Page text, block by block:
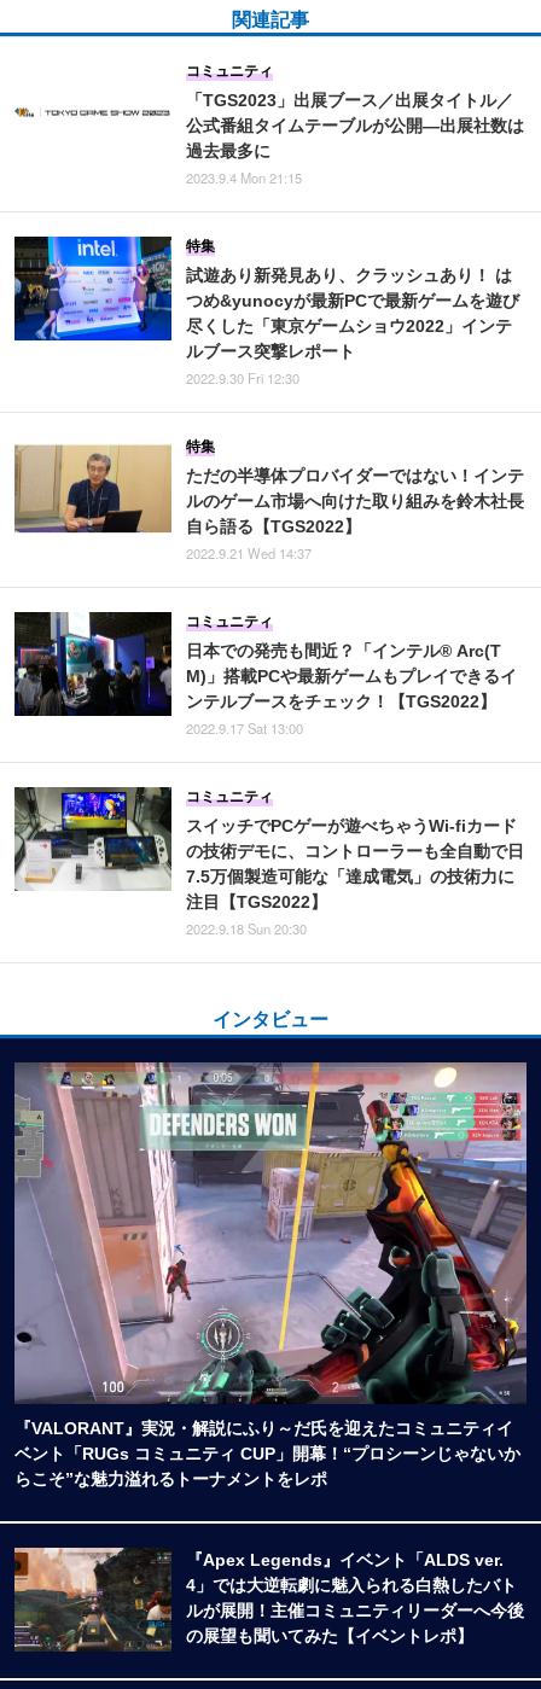
関連記事
「TGS2023」出展ブース／出展タイトル／
公式番組タイムテーブルが公開―出展社数は
過去最多に
コミュニティ
2023.9.4 Mon 21:15
試遊あり新発見あり、クラッシュあり！ は
つめ&yunocyが最新PCで最新ゲームを遊び
尽くした「東京ゲームショウ2022」インテ
ルブース突撃レポート
特集
2022.9.30 Fri 12:30
ただの半導体プロバイダーではない！インテ
ルのゲーム市場へ向けた取り組みを鈴木社長
自ら語る【TGS2022】
特集
2022.9.21 Wed 14:37
日本での発売も間近？「インテル® Arc(T
M)」搭載PCや最新ゲームもプレイできるイ
ンテルブースをチェック！【TGS2022】
コミュニティ
2022.9.17 Sat 13:00
スイッチでPCゲーが遊べちゃうWi-fiカード
の技術デモに、コントローラーも全自動で日
7.5万個製造可能な「達成電気」の技術力に
注目【TGS2022】
コミュニティ
2022.9.18 Sun 20:30
インタビュー
『VALORANT』実況・解説にふり～だ氏を迎えたコミュニティイ
ベント「RUGs コミュニティ CUP」開幕！“プロシーンじゃないか
らこそ”な魅力溢れるトーナメントをレポ
『Apex Legends』イベント「ALDS ver.
4」では大逆転劇に魅入られる白熱したバト
ルが展開！主催コミュニティリーダーへ今後
の展望も聞いてみた【イベントレポ】